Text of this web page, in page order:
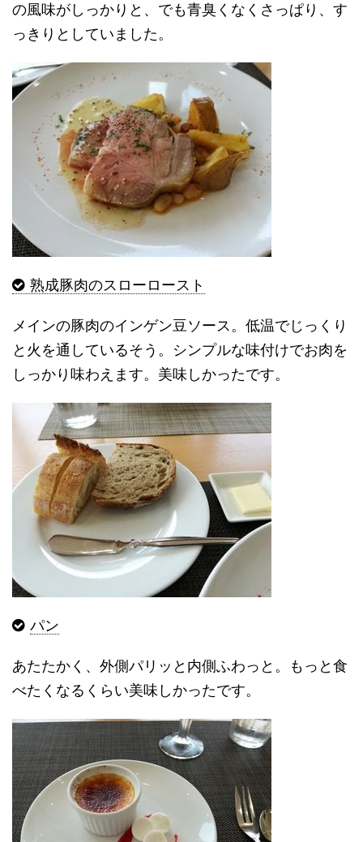
の風味がしっかりと、でも青臭くなくさっぱり、す
っきりとしていました。
熟成豚肉のスローロースト
メインの豚肉のインゲン豆ソース。低温でじっくり
と火を通しているそう。シンプルな味付けでお肉を
しっかり味わえます。美味しかったです。
パン
あたたかく、外側パリッと内側ふわっと。もっと食
べたくなるくらい美味しかったです。